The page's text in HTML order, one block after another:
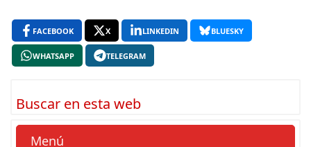
FACEBOOK X LINKEDIN BLUESKY
WHATSAPP TELEGRAM
Buscar en esta web
Menú